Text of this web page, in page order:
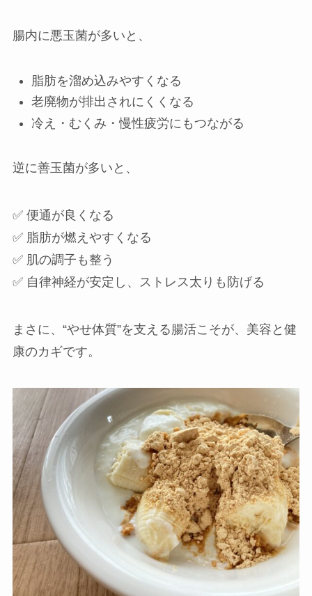
腸内に悪玉菌が多いと、
脂肪を溜め込みやすくなる
老廃物が排出されにくくなる
冷え・むくみ・慢性疲労にもつながる
逆に善玉菌が多いと、
✅ 便通が良くなる
✅ 脂肪が燃えやすくなる
✅ 肌の調子も整う
✅ 自律神経が安定し、ストレス太りも防げる
まさに、“やせ体質”を支える腸活こそが、美容と健
康のカギです。